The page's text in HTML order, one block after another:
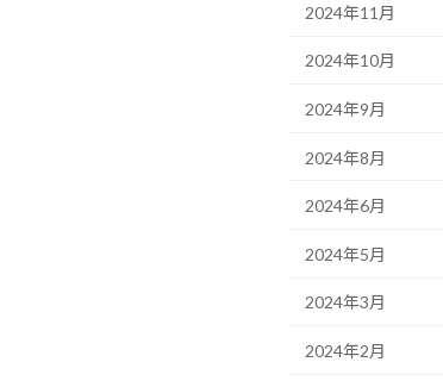
2024年11月
2024年10月
2024年9月
2024年8月
2024年6月
2024年5月
2024年3月
2024年2月